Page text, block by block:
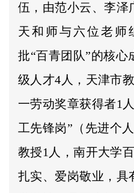
伍，由范小云、李泽
天和师与六位老师
批“百青团队”的核心
级人才4人，天津市
一劳动奖章获得者1
工先锋岗”（先进个
教授1人，南开大学
扎实、爱岗敬业，具